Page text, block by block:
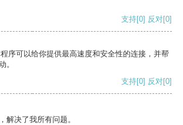
支持[0] 反对[0]
序可以给你提供最高速度和安全性的连接，并帮
。
支持[0] 反对[0]
解决了我所有问题。